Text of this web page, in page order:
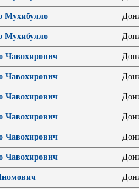
Мухибулло
Мухибулло
Чавохирович
Чавохирович
Чавохирович
Чавохирович
Чавохирович
Чавохирович